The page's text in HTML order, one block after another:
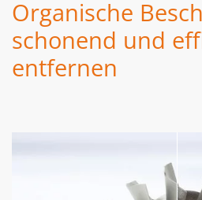
Organische
schonend und
entfernen